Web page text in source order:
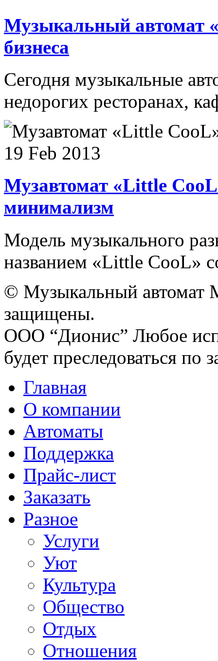
Музыкальный автомат
бизнеса
Сегодня музыкальные
недорогих ресторанах,
19 Feb 2013
Музавтомат «Little
минимализм
Модель музыкального
названием «Little CooL»
© Музыкальный автомат
защищены.
ООО “Дионис” Любое
будет преследоваться по
Главная
О компании
Автоматы
Поддержка
Прайс-лист
Заказать
Разное
Услуги
Уют
Культура
Общество
Отдых
Отношения